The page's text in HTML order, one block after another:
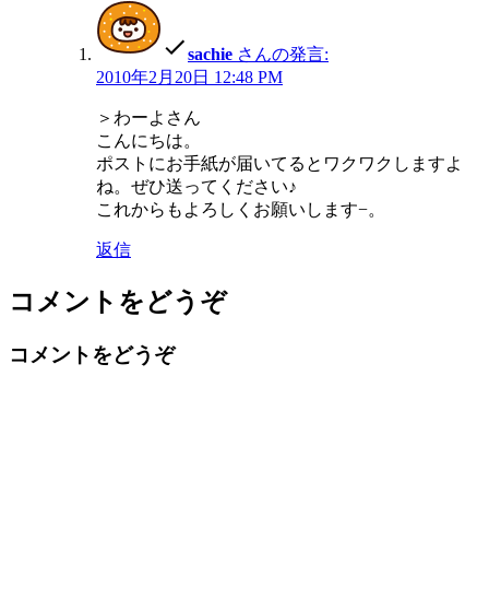
sachie さんの発言:
2010年2月20日 12:48 PM
＞わーよさん
こんにちは。
ポストにお手紙が届いてるとワクワクしますよ
ね。ぜひ送ってください♪
これからもよろしくお願いします−。
返信
コメントをどうぞ
コメントをどうぞ